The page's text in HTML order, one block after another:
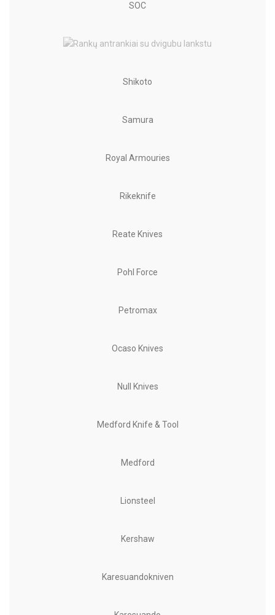
SOC
Shikoto
Samura
Royal Armouries
Rikeknife
Reate Knives
Pohl Force
Petromax
Ocaso Knives
Null Knives
Medford Knife & Tool
Medford
Lionsteel
Kershaw
Karesuandokniven